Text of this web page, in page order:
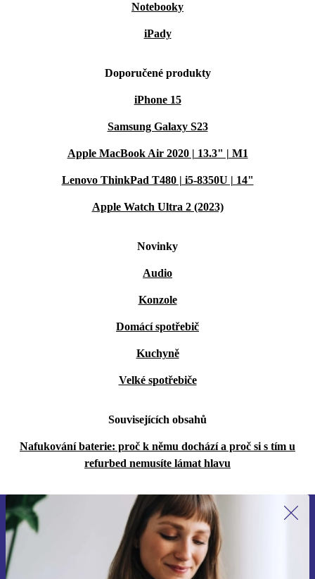
Notebooky
iPady
Doporučené produkty
iPhone 15
Samsung Galaxy S23
Apple MacBook Air 2020 | 13.3" | M1
Lenovo ThinkPad T480 | i5-8350U | 14"
Apple Watch Ultra 2 (2023)
Novinky
Audio
Konzole
Domácí spotřebič
Kuchyně
Velké spotřebiče
Souvisejících obsahů
Nafukování baterie: proč k němu dochází a proč si s tím u
refurbed nemusíte lámat hlavu
Přihlas se k odběru našich novinek a
ušetři 400 Kč!
Už nikdy nepromeškej žádnou nabídku.